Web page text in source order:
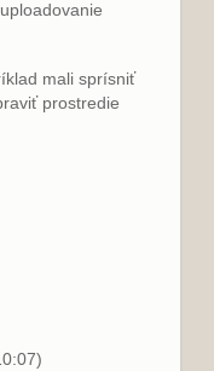
mali sprísniť
prostredie